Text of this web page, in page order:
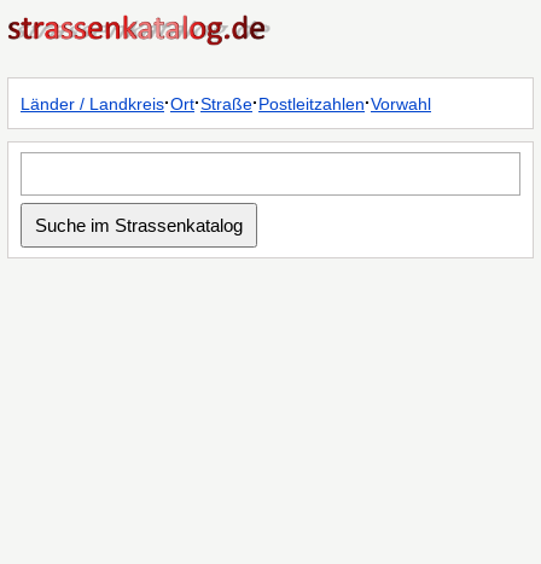
Länder / Landkreis·Ort·Straße·Postleitzahlen·Vorwahl